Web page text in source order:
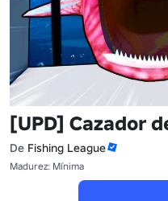
[UPD] Cazador
De Fishing League
Madurez: Mínima